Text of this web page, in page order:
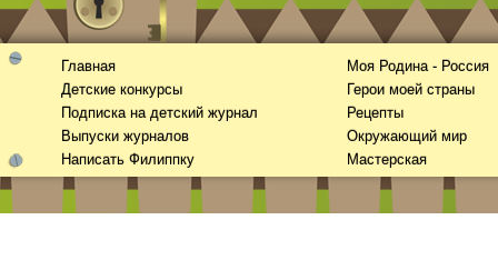
Главная
Детские конкурсы
Подписка на детский журнал
Выпуски журналов
Написать Филиппку
Моя Родина - Россия
Герои моей страны
Рецепты
Окружающий мир
Мастерская